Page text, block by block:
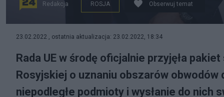
Redakcja ROSJA Obserwuj temat
23.02.2022 , ostatnia aktualizacja: 23.02.2022, 18:34
Rada UE w środę oficjalnie przyjęła
Rosyjskiej o uznaniu obszarów obwodów
niepodległe podmioty i wysłanie do nich